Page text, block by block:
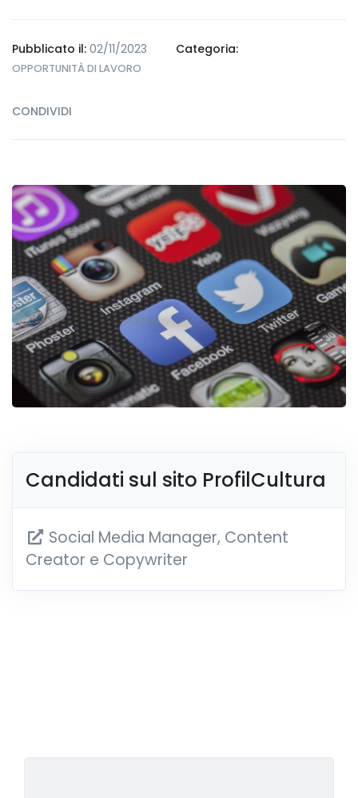
Pubblicato il: 02/11/2023 Categoria:
OPPORTUNITÀ DI LAVORO
CONDIVIDI
Candidati sul sito ProfilCultura
Social Media Manager, Content
Creator e Copywriter